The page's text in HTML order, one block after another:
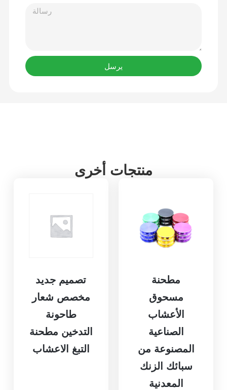
يرسل
منتجات أخرى
تصميم جديد
مخصص شعار
طاحونة
التدخين مطحنة
التبغ الاعشاب
مطحنة
مسحوق
الأعشاب
الصناعية
المصنوعة من
سبائك الزنك
المعدنية